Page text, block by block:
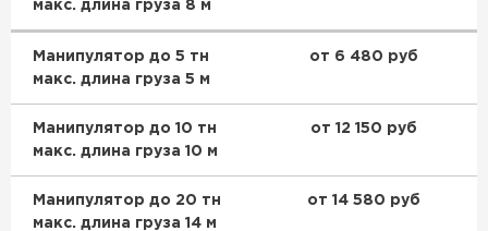
макс. длина груза 8 м
Манипулятор до 5 тн
макс. длина груза 5 м
от 6 480 руб
Манипулятор до 10 тн
макс. длина груза 10 м
от 12 150 руб
Манипулятор до 20 тн
макс. длина груза 14 м
от 14 580 руб
ПЕРЕЙТИ
Утеплитель Rockwool
ПЕРЕЙТИ